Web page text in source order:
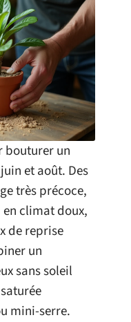
bouturer un
et août. Des
très précoce,
climat doux,
de reprise
un
sans soleil
mini-serre.